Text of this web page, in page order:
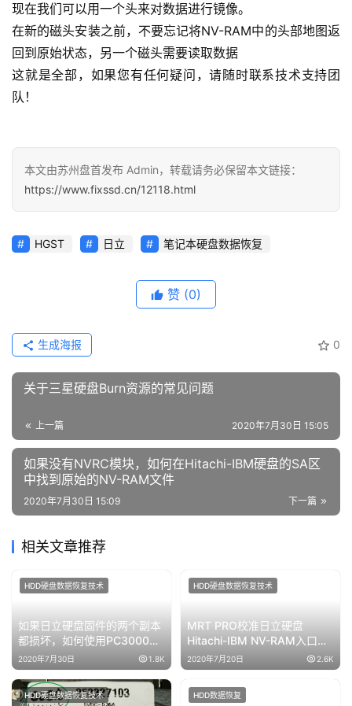
现在我们可以用一个头来对数据进行镜像。
在新的磁头安装之前，不要忘记将NV-RAM中的头部地图返
回到原始状态，另一个磁头需要读取数据
这就是全部，如果您有任何疑问，请随时联系技术支持团
队！
本文由苏州盘首发布 Admin，转载请务必保留本文链接：
https://www.fixssd.cn/12118.html
HGST 日立 笔记本硬盘数据恢复
赞 (0)
0
生成海报
关于三星硬盘Burn资源的常见问题
上一篇 2020年7月30日 15:05
如果没有NVRC模块，如何在Hitachi-IBM硬盘的SA区
中找到原始的NV-RAM文件
下一篇
2020年7月30日 15:09
相关文章推荐
如果日立硬盘固件的两个副本
都损坏，如何使用PC3000进
行修复SA模块
2020年7月30日 1.8K
HDD硬盘数据恢复技术
MRT PRO校准日立硬盘
Hitachi-IBM NV-RAM入口地
址
2020年7月20日 2.6K
HDD硬盘数据恢复技术
HDD硬盘数据恢复技术 HDD数据恢复